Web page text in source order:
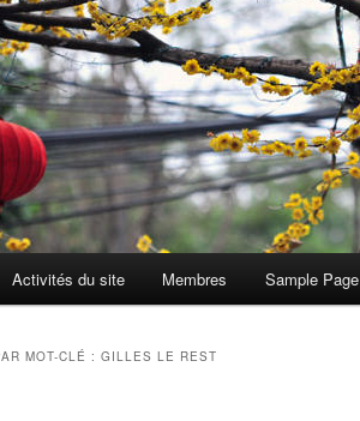
Activités du site Membres Sample Page
MOT-CLÉ : GILLES LE REST